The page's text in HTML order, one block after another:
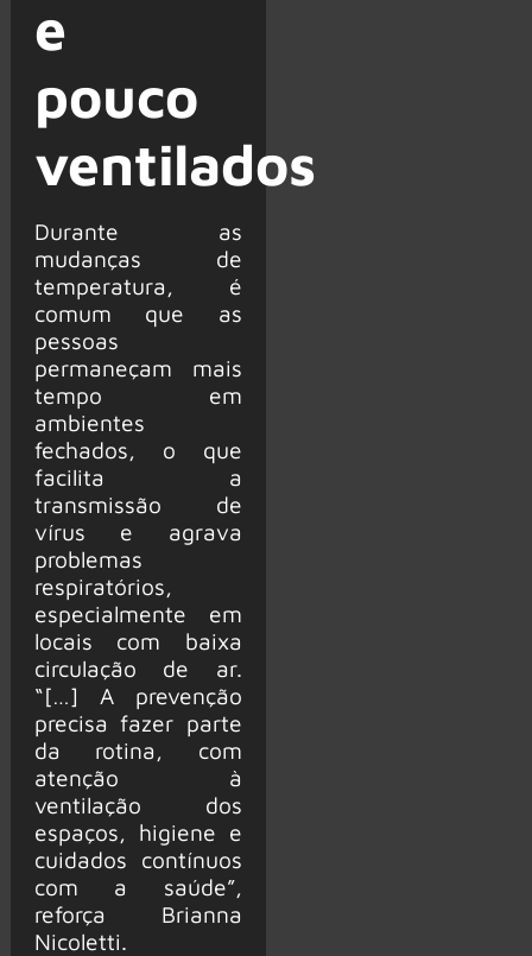
e
pouco
ventilados
Durante as
mudanças de
temperatura, é
comum que as
pessoas
permaneçam mais
tempo em
ambientes
fechados, o que
facilita a
transmissão de
vírus e agrava
problemas
respiratórios,
especialmente em
locais com baixa
circulação de ar.
“[…] A prevenção
precisa fazer parte
da rotina, com
atenção à
ventilação dos
espaços, higiene e
cuidados contínuos
com a saúde”,
reforça Brianna
Nicoletti.